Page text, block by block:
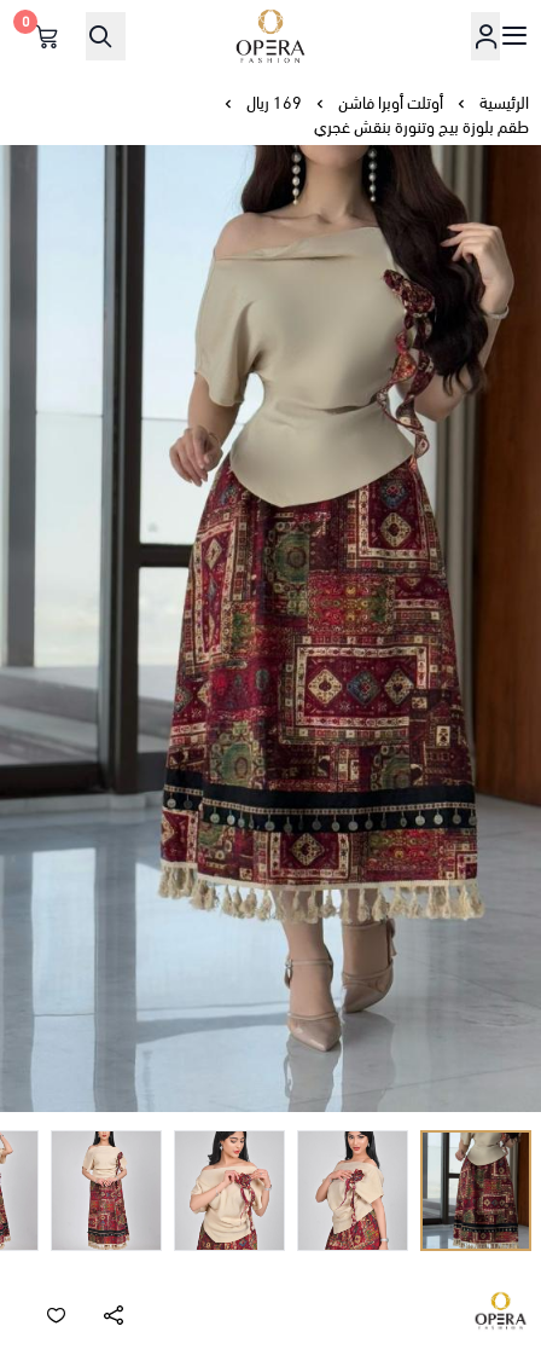
أوبرا فاشن
0
الرئيسية أوتلت أوبرا فاشن
169 ريال
طقم بلوزة بيج وتنورة بنقش غجري